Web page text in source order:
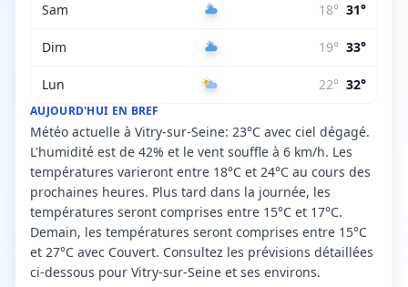
AUJOURD'HUI EN BREF
Météo actuelle à Vitry-sur-Seine: 23°C avec ciel dégagé.
L'humidité est de 42% et le vent souffle à 6 km/h. Les
températures varieront entre 18°C et 24°C au cours des
prochaines heures. Plus tard dans la journée, les
températures seront comprises entre 15°C et 17°C.
Demain, les températures seront comprises entre 15°C
et 27°C avec Couvert. Consultez les prévisions détaillées
ci-dessous pour Vitry-sur-Seine et ses environs.
Sam 18° 31°
Dim 19° 33°
Lun 22° 32°